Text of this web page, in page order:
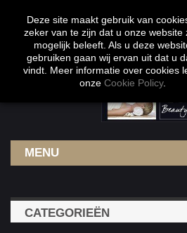
MENU
CATEGORIEËN
Deze site maakt gebruik van
zeker van te zijn dat u onze website
mogelijk beleeft. Als u deze
gebruiken gaan wij ervan uit dat u
vindt. Meer informatie over cookies
onze Cookie Policy.